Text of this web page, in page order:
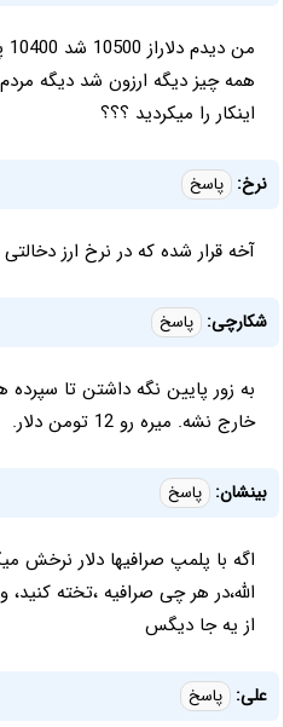
همه چیز دیگه ارزون شد دیگه
اینکار را میکردید ؟؟؟
نرخ: پاسخ
آخه قرار شده که در نرخ ارز
شکارچی: پاسخ
به زور پایین نگه داشتن تا
خارج نشه. میره رو 12 تومن دلار.
بینشان: پاسخ
اگه با پلمپ صرافیها دلار نرخش
الله،در هر چی صرافیه ،تخته
از یه جا دیگس
علی: پاسخ